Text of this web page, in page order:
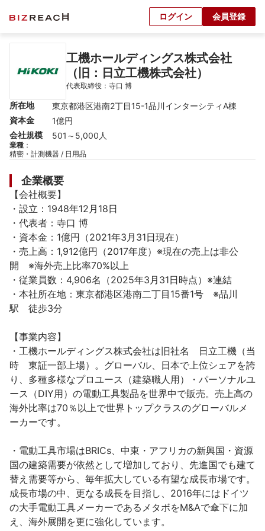
ログイン 会員登録
工機ホールディングス株式会社
（旧：日立工機株式会社）
代表取締役：寺口 博
所在地
東京都港区港南2丁目15-1品川インターシティA棟
資本金
1億円
会社規模
501～5,000人
業種 ：
精密・計測機器 / 日用品
企業概要
【会社概要】
・設立：1948年12月18日
・代表者：寺口 博
・資本金：1億円（2021年3月31日現在）
・売上高：1,912億円（2017年度）※現在の売上は非公
開　※海外売上比率70%以上
・従業員数：4,906名（2025年3月31日時点）※連結
・本社所在地：東京都港区港南二丁目15番1号　※品川
駅　徒歩3分
【事業内容】
・工機ホールディングス株式会社は旧社名　日立工機（当
時　東証一部上場）。グローバル、日本で上位シェアを誇
り、多種多様なプロユース（建築職人用）・パーソナルユ
ース（DIY用）の電動工具製品を世界中で販売。売上高の
海外比率は70％以上で世界トップクラスのグローバルメ
ーカーです。
・電動工具市場はBRICs、中東・アフリカの新興国・資源
国の建築需要が依然として増加しており、先進国でも建て
替え需要等から、毎年拡大している有望な成長市場です。
成長市場の中、更なる成長を目指し、2016年にはドイツ
の大手電動工具メーカーであるメタボをM&Aで傘下に加
え、海外展開を更に強化しています。